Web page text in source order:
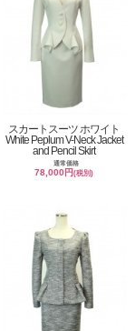
スカートスーツ ホワイト
White Peplum V-Neck Jacket
and Pencil Skirt
通常価格
78,000円(税別)